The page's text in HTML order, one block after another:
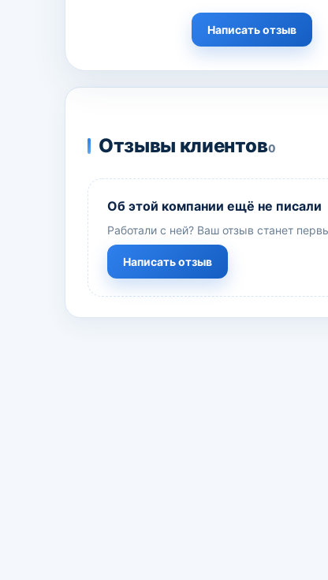
Написать отзыв
Отзывы клиентов0
Об этой компании ещё не писали
Работали с ней? Ваш отзыв станет
Написать отзыв